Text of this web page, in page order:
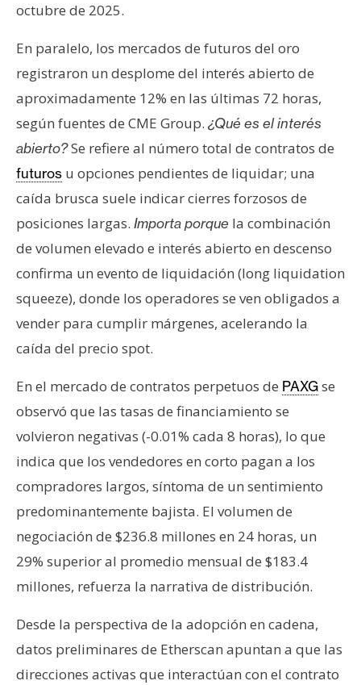
octubre de 2025.
En paralelo, los mercados de futuros del oro
registraron un desplome del interés abierto de
aproximadamente 12% en las últimas 72 horas,
según fuentes de CME Group. ¿Qué es el interés
abierto?Se refiere al número total de contratos de
futuros u opciones pendientes de liquidar; una
caída brusca suele indicar cierres forzosos de
posiciones largas. Importa porque la combinación
de volumen elevado e interés abierto en descenso
confirma un evento de liquidación (long liquidation
squeeze), donde los operadores se ven obligados a
vender para cumplir márgenes, acelerando la
caída del precio spot.
En el mercado de contratos perpetuos de PAXGse
observó que las tasas de financiamiento se
volvieron negativas (-0.01% cada 8 horas), lo que
indica que los vendedores en corto pagan a los
compradores largos, síntoma de un sentimiento
predominantemente bajista. El volumen de
negociación de $236.8 millones en 24 horas, un
29% superior al promedio mensual de $183.4
millones, refuerza la narrativa de distribución.
Desde la perspectiva de la adopción en cadena,
datos preliminares de Etherscan apuntan a que las
direcciones activas que interactúan con el contrato